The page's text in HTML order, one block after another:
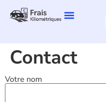
Contact
Votre nom